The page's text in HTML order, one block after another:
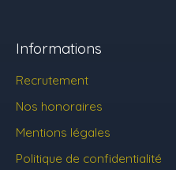
Informations
Recrutement
Nos honoraires
Mentions légales
Politique de confidentialité